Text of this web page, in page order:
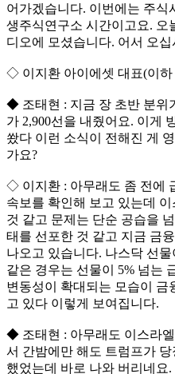
어가겠습니다. 이번에는 주식
생주식연구소 시간이고요. 오
디오에 모셨습니다. 어서 오십
◇ 이지환 아이에셋 대표(이하
◆ 조태현 : 지금 장 초반 분위
가 2,900선을 내줬어요. 이게
쐈다 이런 소식이 전해진 게
가요?
◇ 이지환 : 아무래도 좀 전에
속보를 확인해 보고 있는데
것 같고 문제는 단순 공습을
태를 선포한 것 같고 지금 금
나오고 있습니다. 나스닥 선
같은 경우는 선물이 5% 넘는
변동성이 확대되는 모습이 금
고 있다 이렇게 보여집니다.
◆ 조태현 : 아무래도 이스라
서 간밤에만 해도 트럼프가
했었는데 바로 나와 버리네요